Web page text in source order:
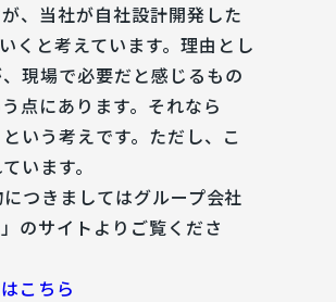
、当社が自社設計開発した
くと考えています。理由とし
現場で必要だと感じるもの
点にあります。それなら
いう考えです。ただし、こ
います。
つきましてはグループ会社
のサイトよりご覧くださ
こちら